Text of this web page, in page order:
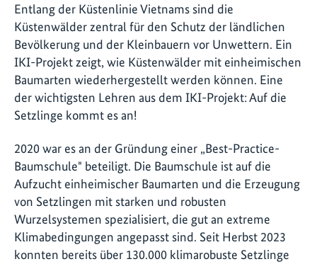
Entlang der Küstenlinie Vietnams sind die
Küstenwälder zentral für den Schutz der ländlichen
Bevölkerung und der Kleinbauern vor Unwettern. Ein
IKI-Projekt zeigt, wie Küstenwälder mit einheimischen
Baumarten wiederhergestellt werden können. Eine
der wichtigsten Lehren aus dem IKI-Projekt: Auf die
Setzlinge kommt es an!
2020 war es an der Gründung einer „Best-Practice-
Baumschule" beteiligt. Die Baumschule ist auf die
Aufzucht einheimischer Baumarten und die Erzeugung
von Setzlingen mit starken und robusten
Wurzelsystemen spezialisiert, die gut an extreme
Klimabedingungen angepasst sind. Seit Herbst 2023
konnten bereits über 130.000 klimarobuste Setzlinge